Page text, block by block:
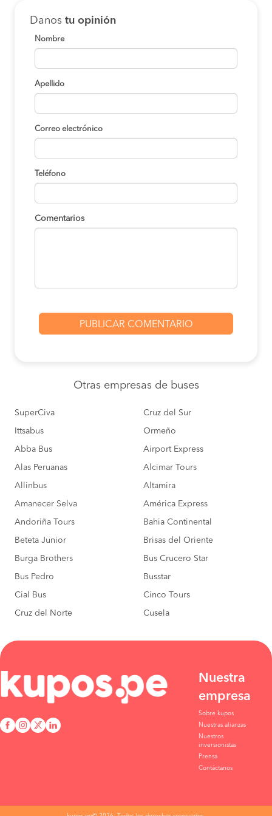
Danos tu opinión
Nombre
Apellido
Correo electrónico
Teléfono
Comentarios
Otras empresas de buses
SuperCiva Cruz del Sur
Ittsabus Ormeño
Abba Bus Airport Express
Alas Peruanas Alcimar Tours
Allinbus Altamira
Amanecer Selva América Express
Andoriña Tours Bahia Continental
Beteta Junior Brisas del Oriente
Burga Brothers Bus Crucero Star
Bus Pedro Busstar
Cial Bus Cinco Tours
Cruz del Norte Cusela
Nuestra
empresa
Sobre kupos
Nuestras alianzas
Nuestros
inversionistas
Prensa
Contáctanos